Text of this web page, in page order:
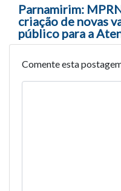
Parnamirim:
criação de novas
público para a
Comente esta